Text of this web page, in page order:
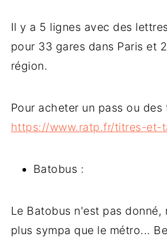
Il y a 5 lignes avec des
pour 33 gares dans Paris et
région.
Pour acheter un pass ou des
https://www.ratp.fr/titres-et-
Batobus :
Le Batobus n'est pas donné,
plus sympa que le métro...